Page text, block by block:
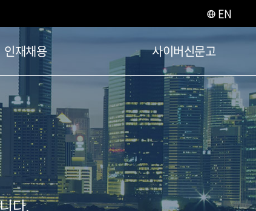
인재채용 사이버신문고
EN
다.